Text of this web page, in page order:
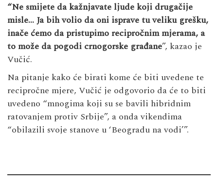
“Ne smijete da kažnjavate ljude koji drugačije
misle… Ja bih volio da oni isprave tu veliku grešku,
inače ćemo da pristupimo recipročnim mjerama, a
to može da pogodi crnogorske građane”, kazao je
Vučić.
Na pitanje kako će birati kome će biti uvedene te
recipročne mjere, Vučić je odgovorio da će to biti
uvedeno “mnogima koji su se bavili hibridnim
ratovanjem protiv Srbije”, a onda vikendima
“obilazili svoje stanove u ‘Beogradu na vodi’”.